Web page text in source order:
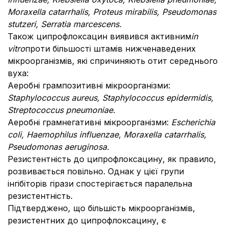
Moraxella catarrhalis, Proteus mirabilis, Pseudomonas
stutzeri, Serratia marcescens.
Також ципрофлоксацин виявився активнимin
vitroпроти більшості штамів нижченаведених
мікроорганізмів, які спричиняють отит середнього
вуха:
Аеробні грампозитивні мікроорганізми:
Staphylococcus aureus, Staphylococcus epidermidis,
Streptococcus pneumoniae.
Аеробні грамнегативні мікроорганізми: Escherichia
coli, Haemophilus influenzae, Moraxella catarrhalis,
Pseudomonas aeruginosa.
Резистентність до ципрофлоксацину, як правило,
розвивається повільно. Однак у цієї групи
інгібіторів гірази спостерігається паралельна
резистентність.
Підтверджено, що більшість мікроорганізмів,
резистентних до ципрофлоксацину, є